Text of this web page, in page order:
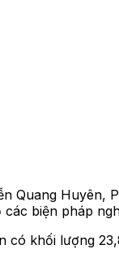
Quang Huyên,
biện pháp
có khối lượng